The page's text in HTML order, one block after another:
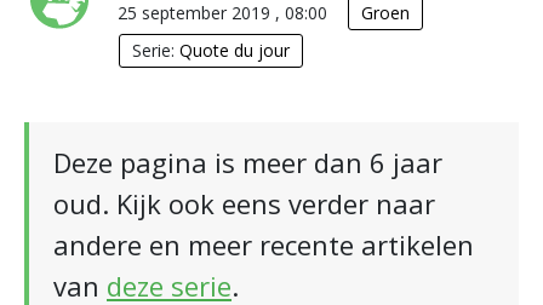
25 september 2019 , 08:00
Groen
Serie: Quote du jour
Deze pagina is meer dan 6 jaar
oud. Kijk ook eens verder naar
andere en meer recente artikelen
van deze serie.